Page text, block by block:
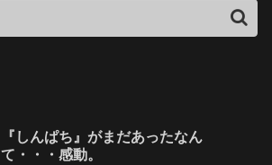
『しんぱち』がまだあったなん
て・・・感動。